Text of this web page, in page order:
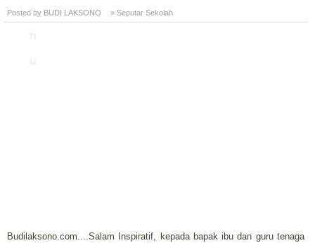
e
Posted by BUDI LAKSONO » Seputar Sekolah
Budilaksono.com....Salam Inspiratif, kepada bapak ibu dan guru tenaga